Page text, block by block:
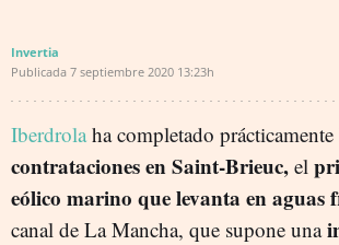
Invertia
Publicada 7 septiembre 2020 13:23h
Iberdrolaha completado prácticamente
contrataciones en Saint-Brieuc, el
eólico marino que levanta en aguas
canal de La Mancha, que supone una